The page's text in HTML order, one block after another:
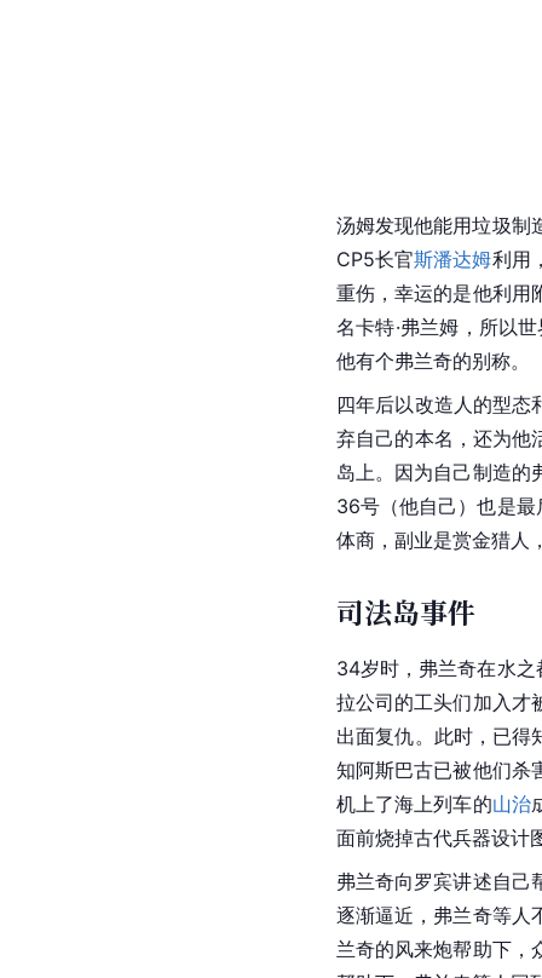
汤姆发现他能用垃圾制
CP5长官斯潘达姆利用
重伤，幸运的是他利用
名卡特·弗兰姆，所以
他有个弗兰奇的别称。
四年后以改造人的型态
弃自己的本名，还为他
岛上。因为自己制造的
36号（他自己）也是最
体商，副业是赏金猎人
司法岛事件
34岁时，弗兰奇在水之
拉公司的工头们加入才
出面复仇。此时，已得
知阿斯巴古已被他们杀
机上了海上列车的山治
面前烧掉古代兵器设计
弗兰奇向罗宾讲述自己
逐渐逼近，弗兰奇等人
兰奇的风来炮帮助下，